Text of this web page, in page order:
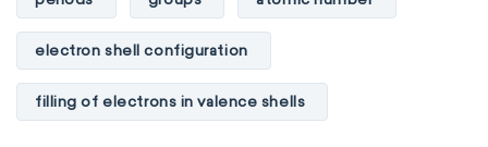
Theoretical chemistry Wet chemistry
Agrochemistry Atmospheric chemistry
electron shell configuration
filling of electrons in valence shells